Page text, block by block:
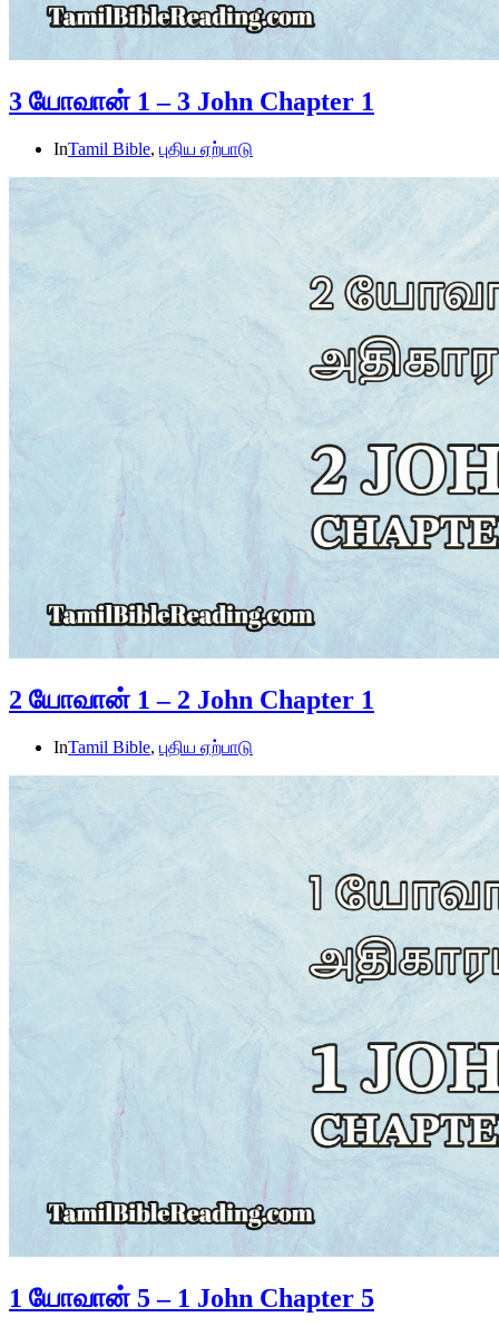
3 யோவான் 1 – 3 John Chapter 1
InTamil Bible, புதிய ஏற்பாடு
2 யோவான் 1 – 2 John Chapter 1
InTamil Bible, புதிய ஏற்பாடு
1 யோவான் 5 – 1 John Chapter 5